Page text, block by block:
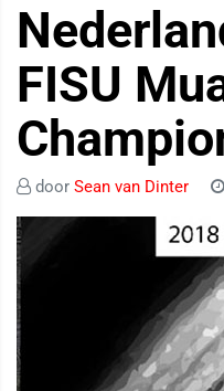
FISU
door Sean van Dinter